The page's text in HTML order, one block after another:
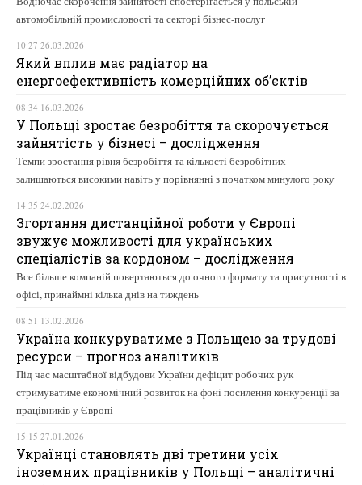
автомобільній промисловості та секторі бізнес-послуг
10:27 26.03.2026
Який вплив має радіатор на
енергоефективність комерційних об’єктів
08:34 16.03.2026
У Польщі зростає безробіття та скорочується
зайнятість у бізнесі – дослідження
Темпи зростання рівня безробіття та кількості безробітних
залишаються високими навіть у порівнянні з початком минулого року
14:35 24.02.2026
Згортання дистанційної роботи у Європі
звужує можливості для українських
спеціалістів за кордоном – дослідження
Все більше компаній повертаються до очного формату та присутності в
офісі, принаймні кілька днів на тиждень
08:51 13.02.2026
Україна конкуруватиме з Польщею за трудові
ресурси – прогноз аналітиків
Під час масштабної відбудови України дефіцит робочих рук
стримуватиме економічний розвиток на фоні посилення конкуренції за
працівників у Європі
15:15 27.01.2026
Українці становлять дві третини усіх
іноземних працівників у Польщі – аналітичні